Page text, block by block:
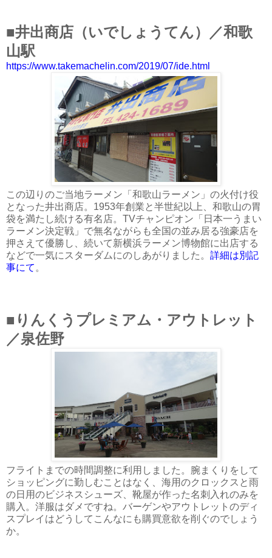
■井出商店（いでしょうてん）／和歌
山駅
https://www.takemachelin.com/2019/07/ide.html
この辺りのご当地ラーメン「和歌山ラーメン」の火付け役
となった井出商店。1953年創業と半世紀以上、和歌山の胃
袋を満たし続ける有名店。TVチャンピオン「日本一うまい
ラーメン決定戦」で無名ながらも全国の並み居る強豪店を
押さえて優勝し、続いて新横浜ラーメン博物館に出店する
などで一気にスターダムにのしあがりました。 詳細は別記
事にて 。
■ りんくうプレミアム・アウトレット
／泉佐野
フライトまでの時間調整に利用しました。腕まくりをして
ショッピングに勤しむことはなく、海用のクロックスと雨
の日用のビジネスシューズ、靴屋が作った名刺入れのみを
購入。洋服はダメですね。バーゲンやアウトレットのディ
スプレイはどうしてこんなにも購買意欲を削ぐのでしょう
か。